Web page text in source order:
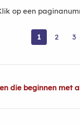
op een
1 2 3
die beginnen met